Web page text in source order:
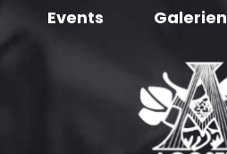
Events Galerien